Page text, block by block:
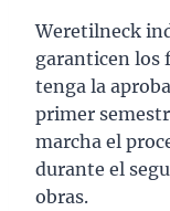
Weretilneck
garanticen los
tenga la
primer
marcha el
durante el
obras.